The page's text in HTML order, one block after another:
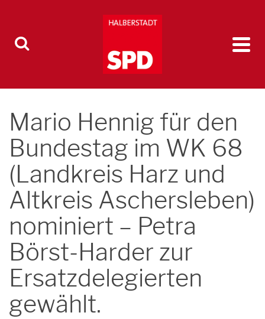
Mario Hennig für den
Bundestag im WK 68
(Landkreis Harz und
Altkreis Aschersleben)
nominiert – Petra
Börst-Harder zur
Ersatzdelegierten
gewählt.